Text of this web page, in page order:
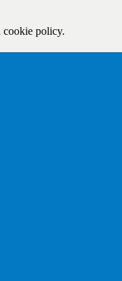
cookie policy.